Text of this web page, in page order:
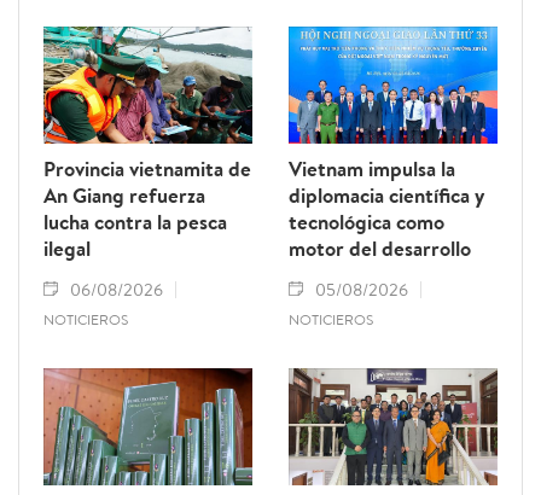
Provincia vietnamita de
An Giang refuerza
lucha contra la pesca
ilegal
06/08/2026
NOTICIEROS
Vietnam impulsa la
diplomacia científica y
tecnológica como
motor del desarrollo
05/08/2026
NOTICIEROS